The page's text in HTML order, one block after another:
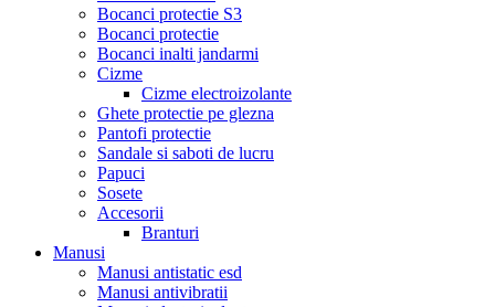
Bocanci protectie S3
Bocanci protectie
Bocanci inalti jandarmi
Cizme
Cizme electroizolante
Ghete protectie pe glezna
Pantofi protectie
Sandale si saboti de lucru
Papuci
Sosete
Accesorii
Branturi
Manusi
Manusi antistatic esd
Manusi antivibratii